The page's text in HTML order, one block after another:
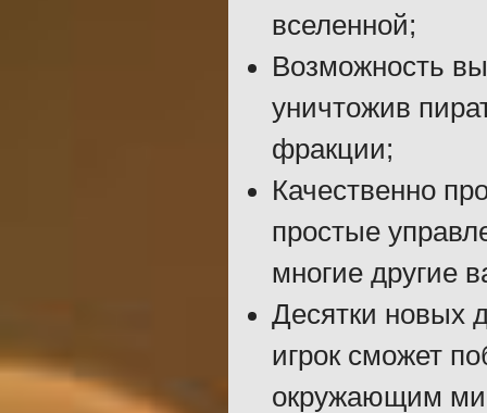
вселенной;
Возможность
уничтожив
фракции;
Качественно
простые
многие другие
Десятки новых
игрок сможет
окружающим